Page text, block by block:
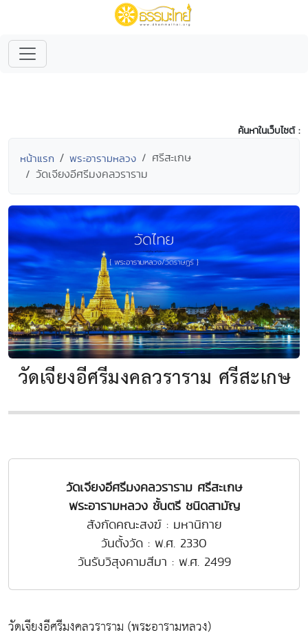
ค้นหาในเว็บไซต์ :
หน้าแรก พระอารามหลวง
ศรีสะเกษ
วัดเจียงอีศรีมงคลวราราม
วัดเจียงอีศรีมงคลวราราม ศรีสะเกษ
วัดเจียงอีศรีมงคลวราราม ศรีสะเกษ
พระอารามหลวง ชั้นตรี ชนิดสามัญ
สังกัดคณะสงฆ์ : มหานิกาย
วันตั้งวัด : พ.ศ. 2330
วันรับวิสุงคามสีมา : พ.ศ. 2499
วัดเจียงอีศรีมงคลวราราม (พระอารามหลวง)